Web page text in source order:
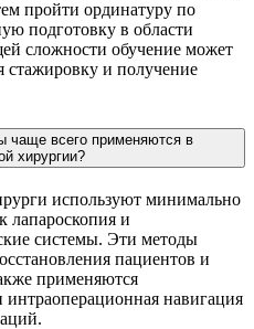
пройти ординатуру по
подготовку в области
сложности обучение может
стажировку и получение
чаще всего применяются в
хирургии?
используют минимально
лапароскопия и
системы. Эти методы
пациентов и
применяются
интраоперационная навигация